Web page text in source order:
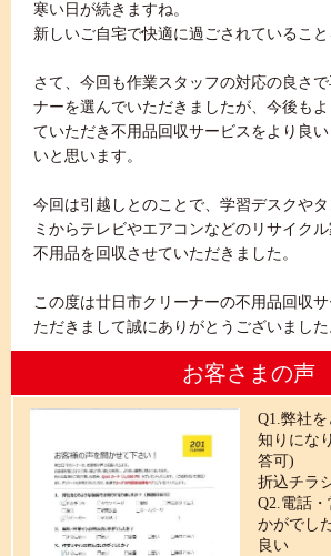
寒い日が続きますね。
新しいご自宅で快適に過ごされていること
さて、今回も作業スタッフの対応の良さ
ナーを選んでいただきましたが、今後も
ていただき不用品回収サービスをより良
いと思います。
今回は引越しとのことで、学習デスクや
ミからテレビやエアコンなどのリサイク
不用品を回収させていただきました。
この度は廿日市クリーナーの不用品回収
ただきまして誠にありがとうございました
お客さまの声
Q1.弊社
知りにな
答可)
折込チラ
Q2.電話
かがでし
良い